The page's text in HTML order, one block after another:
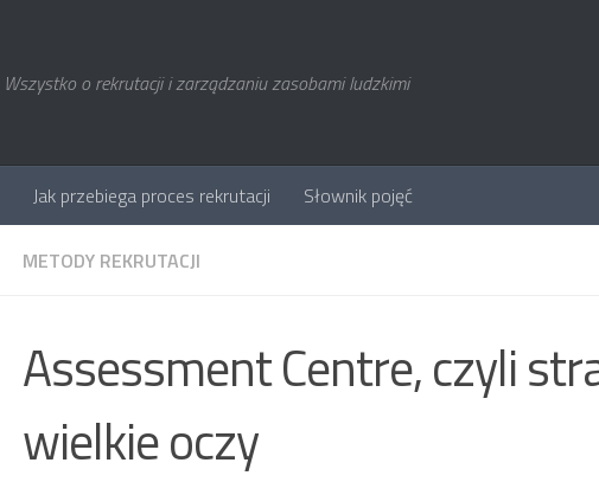
Wszystko o rekrutacji i zarządzaniu zasobami ludzkimi
Jak przebiega proces rekrutacji Słownik pojęć
METODY REKRUTACJI
Assessment Centre, czyli
wielkie oczy